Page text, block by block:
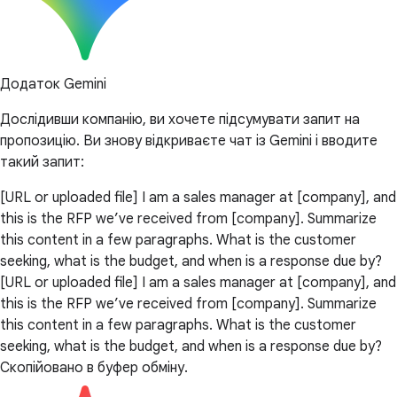
Додаток Gemini
Дослідивши компанію, ви хочете підсумувати запит на
пропозицію. Ви знову відкриваєте чат із Gemini і вводите
такий запит:
[URL or uploaded file] I am a sales manager at [company], and
this is the RFP we’ve received from [company]. Summarize
this content in a few paragraphs. What is the customer
seeking, what is the budget, and when is a response due by?
[URL or uploaded file] I am a sales manager at [company], and
this is the RFP we’ve received from [company]. Summarize
this content in a few paragraphs. What is the customer
seeking, what is the budget, and when is a response due by?
Скопійовано в буфер обміну.